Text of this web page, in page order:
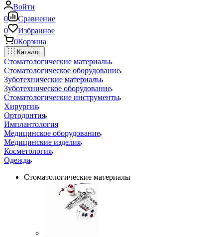
Войти
0
Сравнение
0
Избранное
0Корзина
Каталог
Стоматологические материалы
Стоматологическое оборудование
Зуботехнические материалы
Зуботехническое оборудование
Стоматологические инструменты
Хирургия
Ортодонтия
Имплантология
Медицинское оборудование
Медицинские изделия
Косметология
Одежда
Стоматологические материалы